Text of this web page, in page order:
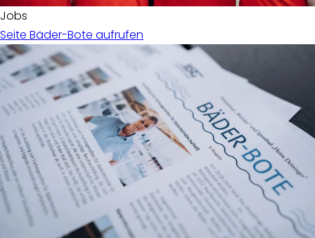
Jobs
Seite Bäder-Bote aufrufen